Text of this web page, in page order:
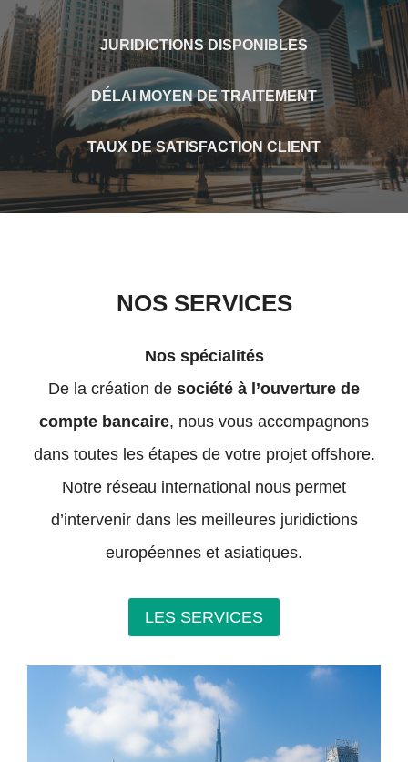
JURIDICTIONS DISPONIBLES
DÉLAI MOYEN DE TRAITEMENT
TAUX DE SATISFACTION CLIENT
NOS SERVICES
Nos spécialités
De la création de société à l’ouverture de
compte bancaire, nous vous accompagnons
dans toutes les étapes de votre projet offshore.
Notre réseau international nous permet
d’intervenir dans les meilleures juridictions
européennes et asiatiques.
LES SERVICES